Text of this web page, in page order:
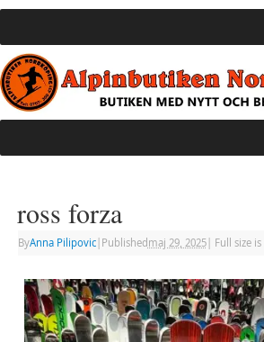
ross forza
ByAnna Pilipovic| Published maj 29, 2025| Full size is